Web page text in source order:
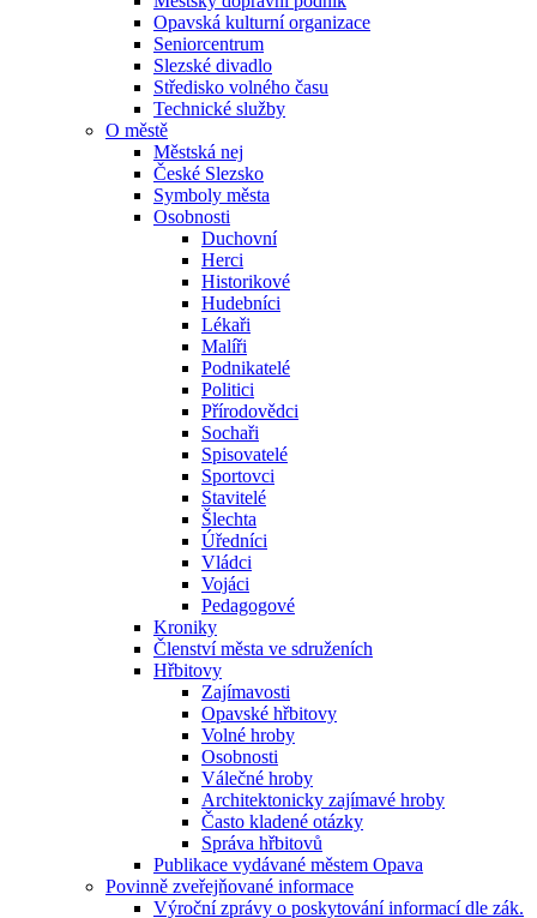
Opavská kulturní organizace
Seniorcentrum
Slezské divadlo
Středisko volného času
Technické služby
O městě
Městská nej
České Slezsko
Symboly města
Osobnosti
Duchovní
Herci
Historikové
Hudebníci
Lékaři
Malíři
Podnikatelé
Politici
Přírodovědci
Sochaři
Spisovatelé
Sportovci
Stavitelé
Šlechta
Úředníci
Vládci
Vojáci
Pedagogové
Kroniky
Členství města ve sdruženích
Hřbitovy
Zajímavosti
Opavské hřbitovy
Volné hroby
Osobnosti
Válečné hroby
Architektonicky zajímavé hroby
Často kladené otázky
Správa hřbitovů
Publikace vydávané městem Opava
Povinně zveřejňované informace
Výroční zprávy o poskytování informací dle zák.